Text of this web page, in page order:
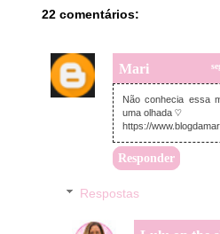
22 comentários:
Mari
Não conhecia essa
uma olhada ♡
https://
Responder
Respostas